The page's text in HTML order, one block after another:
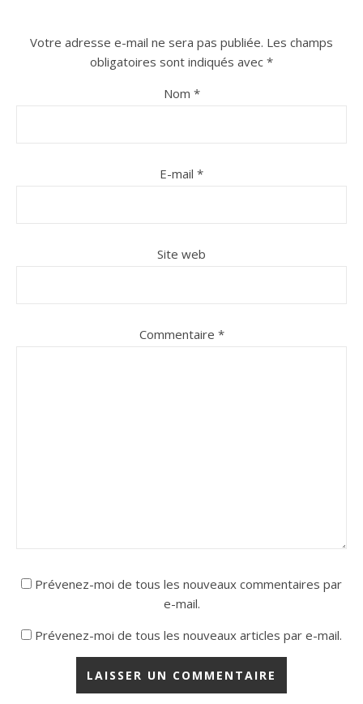
Votre adresse e-mail ne sera pas publiée. Les champs
obligatoires sont indiqués avec *
Nom *
E-mail *
Site web
Commentaire *
Prévenez-moi de tous les nouveaux commentaires par
e-mail.
Prévenez-moi de tous les nouveaux articles par e-mail.